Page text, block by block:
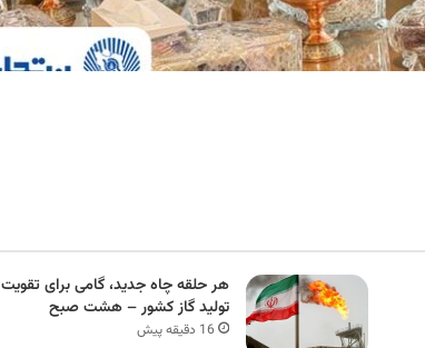
هر حلقه چاه جدید، گامی برای تقویت
تولید گاز کشور – هشت صبح
16 دقیقه پیش